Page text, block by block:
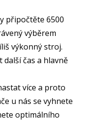
připočtěte 6500
výběrem
výkonný stroj.
čas a hlavně
více a proto
u nás se vyhnete
optimálního